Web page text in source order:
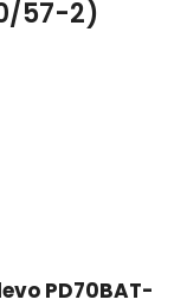
57-2)
PD70BAT-